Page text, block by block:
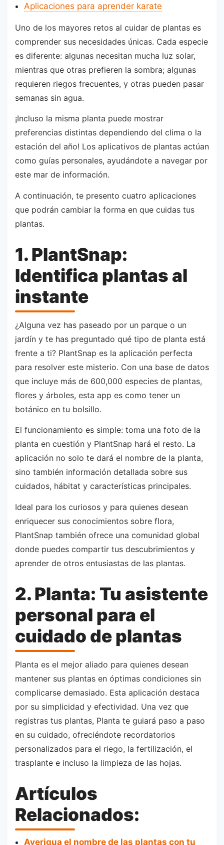
Aplicaciones para aprender karate
Uno de los mayores retos al cuidar de plantas es
comprender sus necesidades únicas. Cada especie
es diferente: algunas necesitan mucha luz solar,
mientras que otras prefieren la sombra; algunas
requieren riegos frecuentes, y otras pueden pasar
semanas sin agua.
¡Incluso la misma planta puede mostrar
preferencias distintas dependiendo del clima o la
estación del año! Los aplicativos de plantas actúan
como guías personales, ayudándote a navegar por
este mar de información.
A continuación, te presento cuatro aplicaciones
que podrán cambiar la forma en que cuidas tus
plantas.
1. PlantSnap:
Identifica plantas al
instante
¿Alguna vez has paseado por un parque o un
jardín y te has preguntado qué tipo de planta está
frente a ti? PlantSnap es la aplicación perfecta
para resolver este misterio. Con una base de datos
que incluye más de 600,000 especies de plantas,
flores y árboles, esta app es como tener un
botánico en tu bolsillo.
El funcionamiento es simple: toma una foto de la
planta en cuestión y PlantSnap hará el resto. La
aplicación no solo te dará el nombre de la planta,
sino también información detallada sobre sus
cuidados, hábitat y características principales.
Ideal para los curiosos y para quienes desean
enriquecer sus conocimientos sobre flora,
PlantSnap también ofrece una comunidad global
donde puedes compartir tus descubrimientos y
aprender de otros entusiastas de las plantas.
2. Planta: Tu asistente
personal para el
cuidado de plantas
Planta es el mejor aliado para quienes desean
mantener sus plantas en óptimas condiciones sin
complicarse demasiado. Esta aplicación destaca
por su simplicidad y efectividad. Una vez que
registras tus plantas, Planta te guiará paso a paso
en su cuidado, ofreciéndote recordatorios
personalizados para el riego, la fertilización, el
trasplante e incluso la limpieza de las hojas.
Artículos
Relacionados:
Averigua el nombre de las plantas con tu